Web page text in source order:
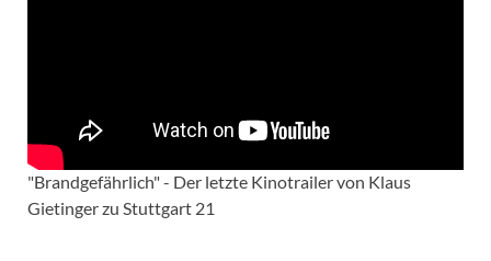
"Brandgefährlich" - Der letzte Kinotrailer von Klaus
Gietinger zu Stuttgart 21